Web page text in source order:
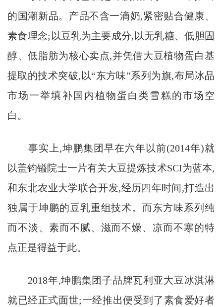
的国潮新品。产品不含一滴奶,紧密贴合健康、
素食理念;以豆乳为主要成分,以无乳糖、低胆固
醇、低脂肪为核心卖点,并凭借大豆植物蛋白基
提取的技术突破,以“东方味”系列为旗,布局冰品
市场一举填补国内植物蛋白类雪糕的市场空
白。
事实上,坤鹏集团早在六年以前(2014年)就
以盖钧镒院士一片有关大豆提炼技术SCI为蓝本,
和东北农业大学联合开发,经历四年时间,打造出
独属于坤鹏的豆乳重组技术。而东方味系列纯
而不淡、素而不腻、滋而不燥、凉而不寒的特
点正是得益于此。
2018年,坤鹏集团子品牌瓦利亚大豆冰淇淋
就已经正式面世;一经推出便受到了素食爱好者